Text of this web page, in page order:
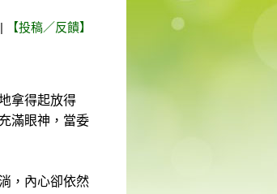
| 【投稿／反饋】
拿得起放得
滿眼神，當委
，內心卻依然